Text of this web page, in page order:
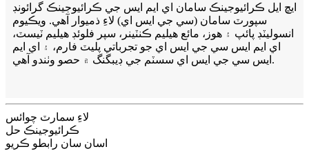
ايڇ ايل ڪرائيوجينڪ سامان اي ايم ايس جي ڪرائيوجينڪ گرائونڊ
سپورٽ سامان (سي جي ايس اي) لاءِ ذميوار آهي. ويڪيوم
انسوليٽڊ پائپ ۽ هوز، مائع هيليم ڪنٽينر، سپر فلوئڊ هيليم ٽيسٽ،
اي ايم ايس سي جي ايس اي جو تجرباتي پليٽ فارم، ۽ اي ايم
ايس سي جي ايس اي سسٽم جي ڊيبگنگ ۾ حصو وٺندو آهي.
لاءِ سمارٽ چوائس
ڪرائيوجينڪ حل
اسان سان رابطو ڪريو